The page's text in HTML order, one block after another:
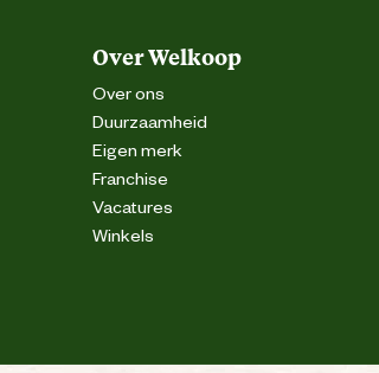
Over Welkoop
Over ons
Duurzaamheid
Eigen merk
Franchise
Vacatures
Winkels